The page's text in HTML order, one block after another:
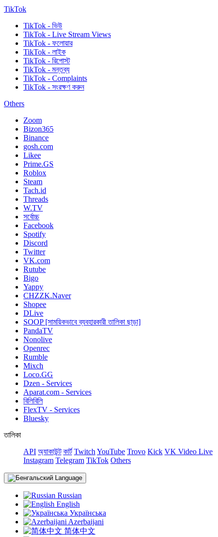
TikTok
TikTok - ভিউ
TikTok - Live Stream Views
TikTok - ফলোয়ার
TikTok - লাইক
TikTok - রিপোস্ট
TikTok - মন্তব্য
TikTok - Complaints
TikTok - সংরক্ষণ করুন
Others
Zoom
Bizon365
Binance
gosh.com
Likee
Prime.GS
Roblox
Steam
Tach.id
Threads
W.TV
সর্বোচ্চ
Facebook
Spotify
Discord
Twitter
VK.com
Rutube
Bigo
Yappy
CHZZK.Naver
Shopee
DLive
SOOP [সাময়িকভাবে ব্যবহারকারী তালিকা ছাড়া]
PandaTV
Nonolive
Openrec
Rumble
Mixch
Loco.GG
Dzen - Services
Aparat.com - Services
বিলিবিলি
FlexTV - Services
Bluesky
তালিকা
API অ্যাকাউন্ট কার্ট Twitch YouTube Trovo Kick VK Video Live
Instagram Telegram TikTok Others
Language
Russian
English
Українська
Azerbaijani
简体中文